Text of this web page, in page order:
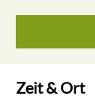
Zeit & Ort